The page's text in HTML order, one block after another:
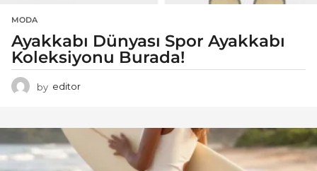
MODA
Ayakkabı Dünyası Spor Ayakkabı
Koleksiyonu Burada!
by editor